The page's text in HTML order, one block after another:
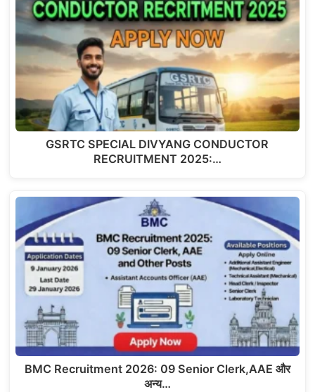
GSRTC SPECIAL DIVYANG CONDUCTOR
RECRUITMENT 2025:…
BMC Recruitment 2026: 09 Senior Clerk,AAE और
अन्य…